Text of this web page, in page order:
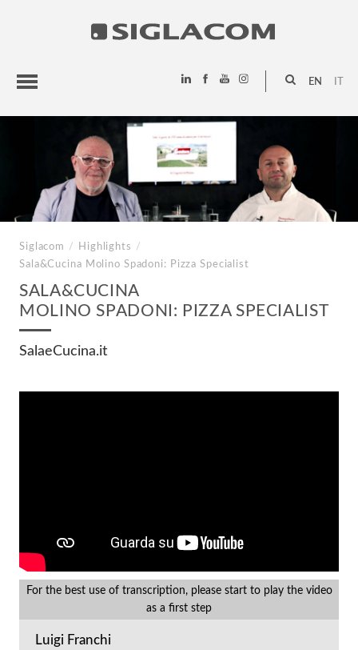
EN
PROJECTS
SIGLACOM
Siglacom / Highlights
/
Sala&Cucina Molino Spadoni: Pizza Specialist
SALA&CUCINA
MOLINO SPADONI: PIZZA SPECIALIST
SalaeCucina.it
For the best use of transcription, please start to play the video
as a first step
Luigi Franchi